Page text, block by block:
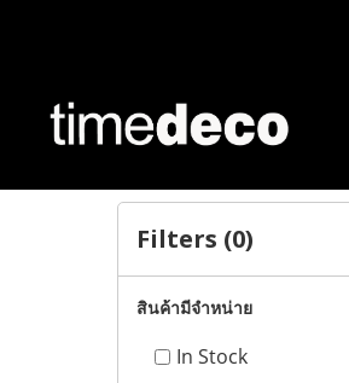
Filters (0)
สินค้ามีจำหน่าย
In Stock